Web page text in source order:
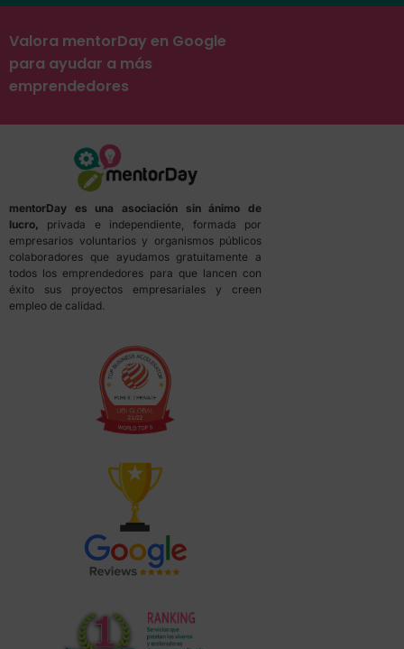
Valora mentorDay en Google
para ayudar a más
emprendedores
mentorDay es una asociación sin ánimo de
lucro, privada e independiente, formada por
empresarios voluntarios y organismos públicos
colaboradores que ayudamos gratuitamente a
todos los emprendedores para que lancen con
éxito sus proyectos empresariales y creen
empleo de calidad.